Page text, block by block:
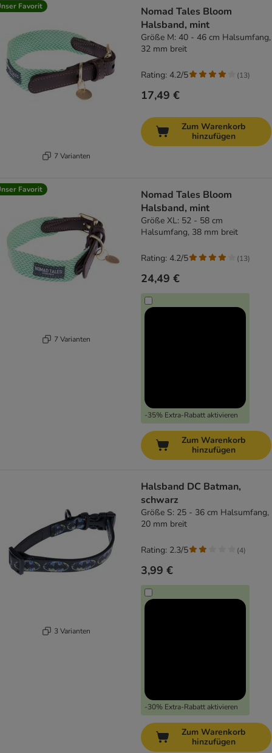
Favorit
7 Varianten
Nomad Tales Bloom
Halsband, mint
Größe M: 40 - 46 cm Halsumfang,
32 mm breit
17,49 €
Rating: 4.2/5 (13)
Zum Warenkorb
hinzufügen
Favorit
7 Varianten
Nomad Tales Bloom
Halsband, mint
Größe XL: 52 - 58 cm
Halsumfang, 38 mm breit
24,49 €
-35% Extra-Rabatt aktivieren
Rating: 4.2/5 (13)
Zum Warenkorb
hinzufügen
3 Varianten
Halsband DC Batman,
schwarz
Größe S: 25 - 36 cm Halsumfang,
20 mm breit
3,99 €
-30% Extra-Rabatt aktivieren
Rating: 2.3/5 (4)
Zum Warenkorb
hinzufügen